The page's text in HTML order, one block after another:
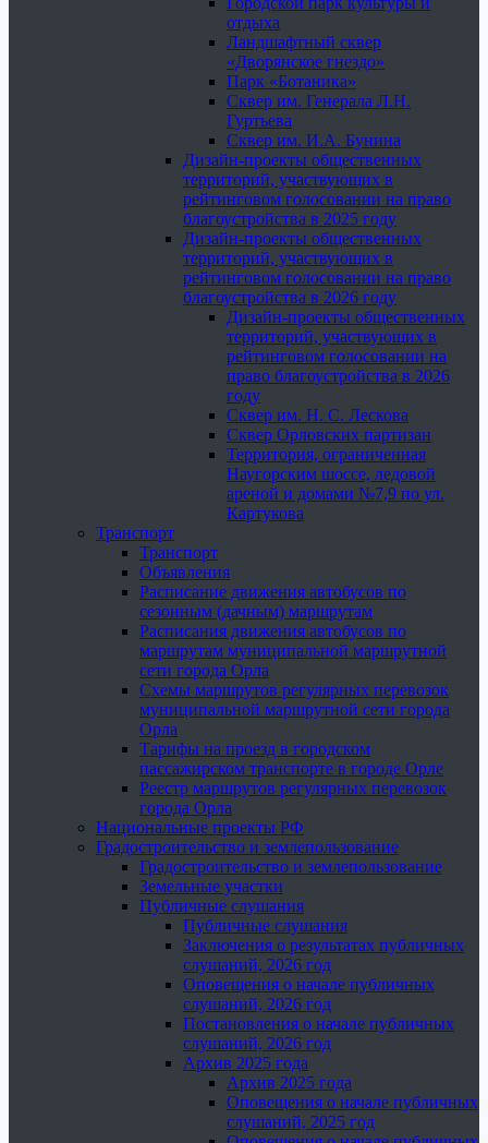
отдыха
Ландшафтный сквер
«Дворянское гнездо»
Парк «Ботаника»
Сквер им. Генерала Л.Н.
Гуртьева
Сквер им. И.А. Бунина
Дизайн-проекты общественных
территорий, участвующих в
рейтинговом голосовании на право
благоустройства в 2025 году
Дизайн-проекты общественных
территорий, участвующих в
рейтинговом голосовании на право
благоустройства в 2026 году
Дизайн-проекты общественных
территорий, участвующих в
рейтинговом голосовании на
право благоустройства в 2026
году
Сквер им. Н. С. Лескова
Сквер Орловских партизан
Территория, ограниченная
Наугорским шоссе, ледовой
ареной и домами №7,9 по ул.
Картукова
Транспорт
Транспорт
Объявления
Расписание движения автобусов по
сезонным (дачным) маршрутам
Расписания движения автобусов по
маршрутам муниципальной маршрутной
сети города Орла
Схемы маршрутов регулярных перевозок
муниципальной маршрутной сети города
Орла
Тарифы на проезд в городском
пассажирском транспорте в городе Орле
Реестр маршрутов регулярных перевозок
города Орла
Национальные проекты РФ
Градостроительство и землепользование
Градостроительство и землепользование
Земельные участки
Публичные слушания
Публичные слушания
Заключения о результатах публичных
слушаний, 2026 год
Оповещения о начале публичных
слушаний, 2026 год
Постановления о начале публичных
слушаний, 2026 год
Архив 2025 года
Архив 2025 года
Оповещения о начале публичных
слушаний, 2025 год